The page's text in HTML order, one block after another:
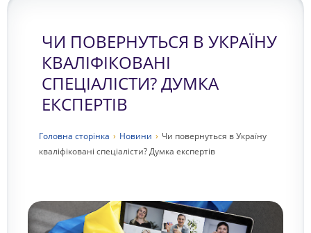
ЧИ ПОВЕРНУТЬСЯ В УКРАЇНУ
КВАЛІФІКОВАНІ
СПЕЦІАЛІСТИ? ДУМКА
ЕКСПЕРТІВ
Головна сторiнка › Новини › Чи повернуться в Україну
кваліфіковані спеціалісти? Думка експертів